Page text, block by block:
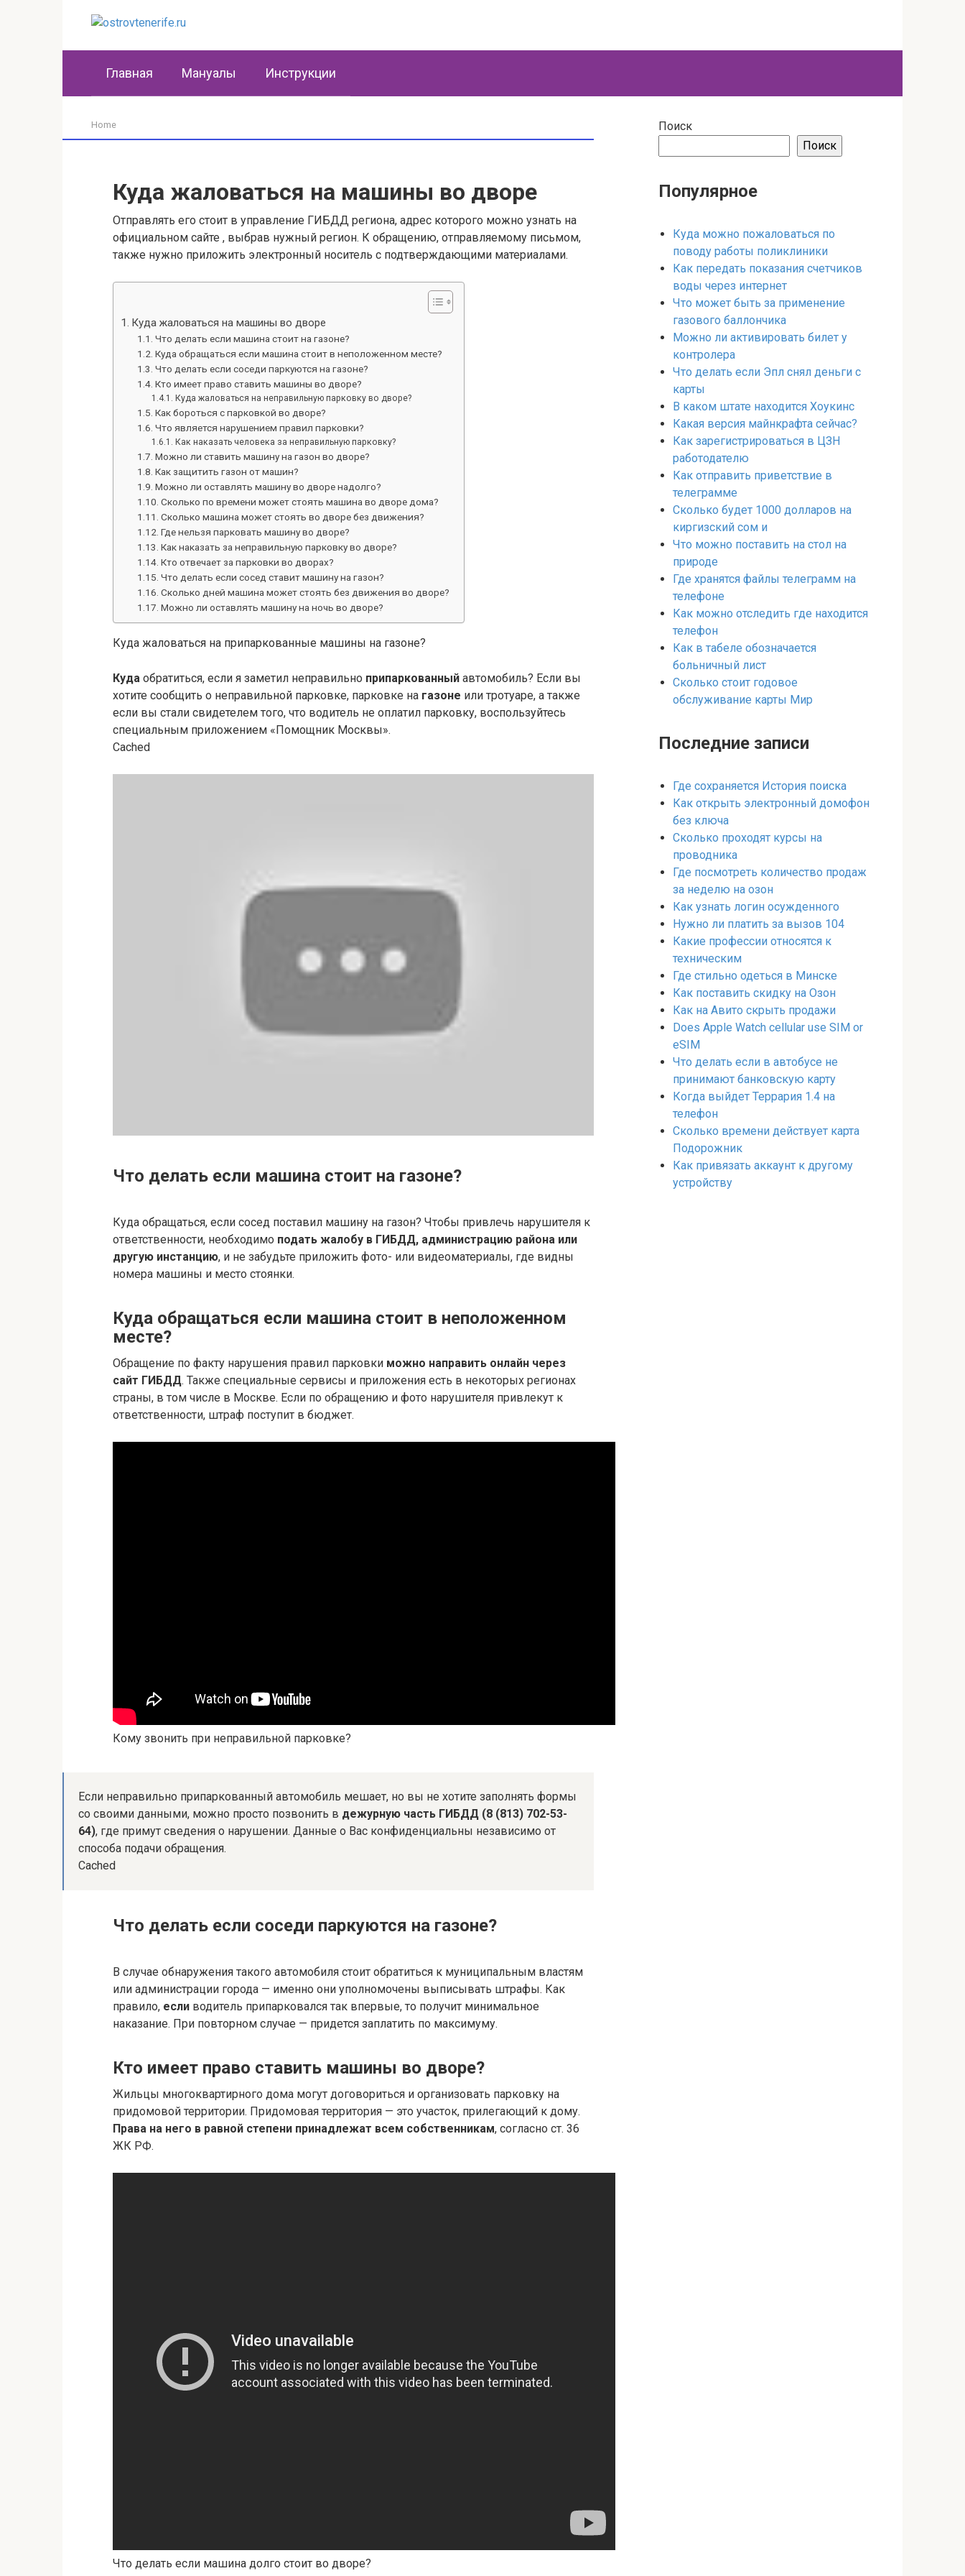
Главная Мануалы Инструкции
Home
Куда жаловаться на машины во дворе
Отправлять его стоит в управление ГИБДД региона, адрес которого можно узнать на
официальном сайте , выбрав нужный регион. К обращению, отправляемому письмом,
также нужно приложить электронный носитель с подтверждающими материалами.
Куда жаловаться на машины во дворе
Что делать если машина стоит на газоне?
Куда обращаться если машина стоит в неположенном месте?
Что делать если соседи паркуются на газоне?
Кто имеет право ставить машины во дворе?
Куда жаловаться на неправильную парковку во дворе?
Как бороться с парковкой во дворе?
Что является нарушением правил парковки?
Как наказать человека за неправильную парковку?
Можно ли ставить машину на газон во дворе?
Как защитить газон от машин?
Можно ли оставлять машину во дворе надолго?
Сколько по времени может стоять машина во дворе дома?
Сколько машина может стоять во дворе без движения?
Где нельзя парковать машину во дворе?
Как наказать за неправильную парковку во дворе?
Кто отвечает за парковки во дворах?
Что делать если сосед ставит машину на газон?
Сколько дней машина может стоять без движения во дворе?
Можно ли оставлять машину на ночь во дворе?
Куда жаловаться на припаркованные машины на газоне?
Куда обратиться, если я заметил неправильно припаркованный автомобиль? Если вы
хотите сообщить о неправильной парковке, парковке на газоне или тротуаре, а также
если вы стали свидетелем того, что водитель не оплатил парковку, воспользуйтесь
специальным приложением «Помощник Москвы».
Cached
Что делать если машина стоит на газоне?
Куда обращаться, если сосед поставил машину на газон? Чтобы привлечь нарушителя к
ответственности, необходимо подать жалобу в ГИБДД, администрацию района или
другую инстанцию, и не забудьте приложить фото- или видеоматериалы, где видны
номера машины и место стоянки.
Куда обращаться если машина стоит в неположенном
месте?
Обращение по факту нарушения правил парковки можно направить онлайн через
сайт ГИБДД. Также специальные сервисы и приложения есть в некоторых регионах
страны, в том числе в Москве. Если по обращению и фото нарушителя привлекут к
ответственности, штраф поступит в бюджет.
Кому звонить при неправильной парковке?
Если неправильно припаркованный автомобиль мешает, но вы не хотите заполнять формы
со своими данными, можно просто позвонить в дежурную часть ГИБДД (8 (813) 702-53-
64), где примут сведения о нарушении. Данные о Вас конфиденциальны независимо от
способа подачи обращения.
Cached
Что делать если соседи паркуются на газоне?
В случае обнаружения такого автомобиля стоит обратиться к муниципальным властям
или администрации города — именно они уполномочены выписывать штрафы. Как
правило, если водитель припарковался так впервые, то получит минимальное
наказание. При повторном случае — придется заплатить по максимуму.
Кто имеет право ставить машины во дворе?
Жильцы многоквартирного дома могут договориться и организовать парковку на
придомовой территории. Придомовая территория — это участок, прилегающий к дому.
Права на него в равной степени принадлежат всем собственникам, согласно ст. 36
ЖК РФ.
Что делать если машина долго стоит во дворе?
Поиск
Поиск
Популярное
Куда можно пожаловаться по
поводу работы поликлиники
Как передать показания счетчиков
воды через интернет
Что может быть за применение
газового баллончика
Можно ли активировать билет у
контролера
Что делать если Эпл снял деньги с
карты
В каком штате находится Хоукинс
Какая версия майнкрафта сейчас?
Как зарегистрироваться в ЦЗН
работодателю
Как отправить приветствие в
телеграмме
Сколько будет 1000 долларов на
киргизский сом и
Что можно поставить на стол на
природе
Где хранятся файлы телеграмм на
телефоне
Как можно отследить где находится
телефон
Как в табеле обозначается
больничный лист
Сколько стоит годовое
обслуживание карты Мир
Последние записи
Где сохраняется История поиска
Как открыть электронный домофон
без ключа
Сколько проходят курсы на
проводника
Где посмотреть количество продаж
за неделю на озон
Как узнать логин осужденного
Нужно ли платить за вызов 104
Какие профессии относятся к
техническим
Где стильно одеться в Минске
Как поставить скидку на Озон
Как на Авито скрыть продажи
Does Apple Watch cellular use SIM or
eSIM
Что делать если в автобусе не
принимают банковскую карту
Когда выйдет Террария 1.4 на
телефон
Сколько времени действует карта
Подорожник
Как привязать аккаунт к другому
устройству